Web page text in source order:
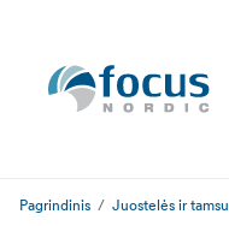
Pagrindinis Juostelės ir